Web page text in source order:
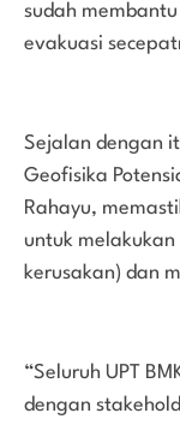
sudah
evakuasi
Sejalan dengan
Geofisika
Rahayu,
untuk
kerusakan) dan
“Seluruh UPT
dengan